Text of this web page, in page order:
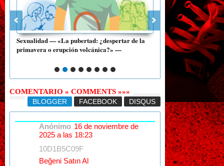
Sexualidad — «La pubertad: ¿despertar de la
primavera o erupción volcánica?» —
Documental —
maestros, de corazón
COMENTARIO » COMMENTS »»»
BLOGGER
FACEBOOK DISQUS
Anónimo 16 de noviembre de
2025 a las 18:23
10D1B5C09F
Beğeni Satın Al